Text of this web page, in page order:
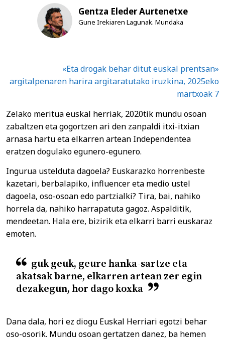
Gentza Eleder Aurtenetxe
Gune Irekiaren Lagunak. Mundaka
«Eta drogak behar ditut euskal prentsan»
argitalpenaren harira argitaratutako iruzkina, 2025eko
martxoak 7
Zelako meritua euskal herriak, 2020tik mundu osoan
zabaltzen eta gogortzen ari den zanpaldi itxi-itxian
arnasa hartu eta elkarren artean Independentea
eratzen dogulako egunero-egunero.
Ingurua ustelduta dagoela? Euskarazko horrenbeste
kazetari, berbalapiko, influencer eta medio ustel
dagoela, oso-osoan edo partzialki? Tira, bai, nahiko
horrela da, nahiko harrapatuta gagoz. Aspalditik,
mendeetan. Hala ere, bizirik eta elkarri barri euskaraz
emoten.
guk geuk, geure hanka-sartze eta
akatsak barne, elkarren artean zer egin
dezakegun, hor dago koxka
Dana dala, hori ez diogu Euskal Herriari egotzi behar
oso-osorik. Mundu osoan gertatzen danez, ba hemen